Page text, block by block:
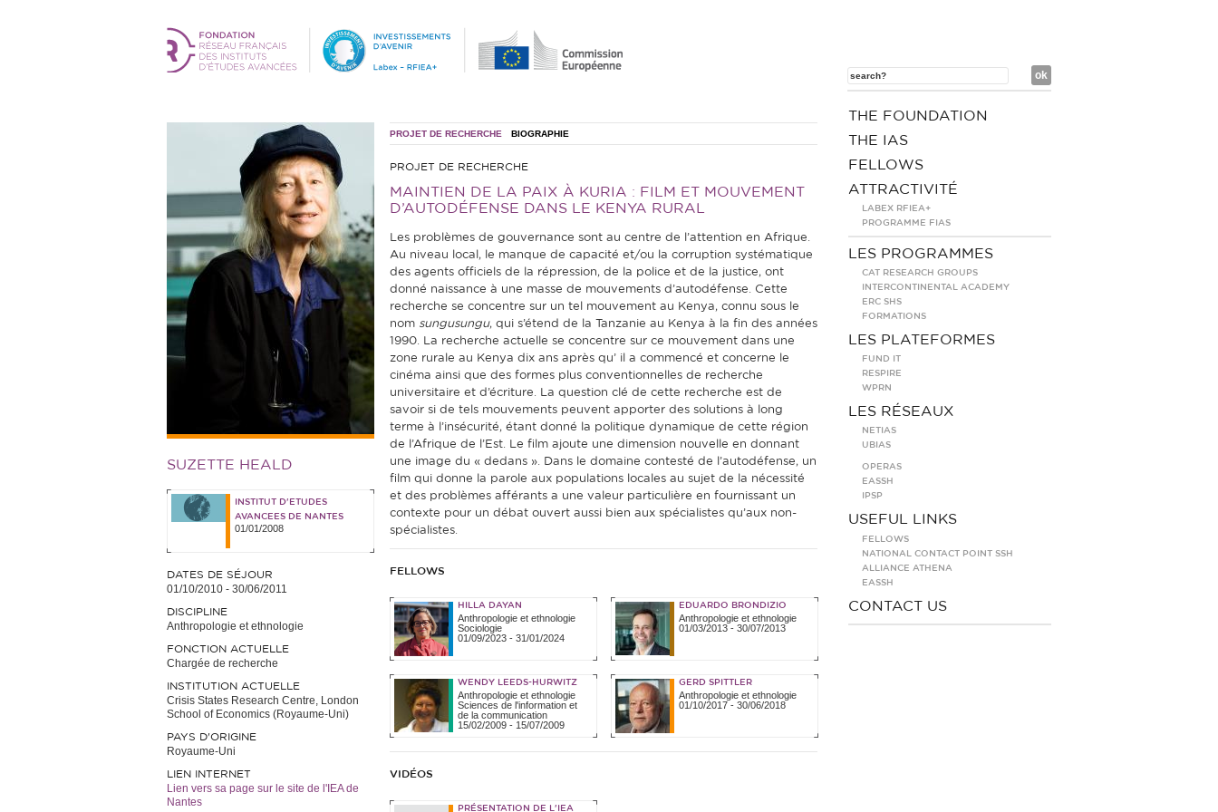
SUZETTE HEALD
INSTITUT D'ETUDES
AVANCEES DE NANTES
01/01/2008
DATES DE SÉJOUR
01/10/2010 - 30/06/2011
DISCIPLINE
Anthropologie et ethnologie
FONCTION ACTUELLE
Chargée de recherche
INSTITUTION ACTUELLE
Crisis States Research Centre, London
School of Economics (Royaume-Uni)
PAYS D'ORIGINE
Royaume-Uni
LIEN INTERNET
Lien vers sa page sur le site de l'IEA de
Nantes
PROJET DE RECHERCHE BIOGRAPHIE
PROJET DE RECHERCHE
MAINTIEN DE LA PAIX À KURIA : FILM ET MOUVEMENT
D’AUTODÉFENSE DANS LE KENYA RURAL
Les problèmes de gouvernance sont au centre de l’attention en Afrique.
Au niveau local, le manque de capacité et/ou la corruption systématique
des agents officiels de la répression, de la police et de la justice, ont
donné naissance à une masse de mouvements d’autodéfense. Cette
recherche se concentre sur un tel mouvement au Kenya, connu sous le
nom sungusungu, qui s’étend de la Tanzanie au Kenya à la fin des années
1990. La recherche actuelle se concentre sur ce mouvement dans une
zone rurale au Kenya dix ans après qu’ il a commencé et concerne le
cinéma ainsi que des formes plus conventionnelles de recherche
universitaire et d’écriture. La question clé de cette recherche est de
savoir si de tels mouvements peuvent apporter des solutions à long
terme à l’insécurité, étant donné la politique dynamique de cette région
de l’Afrique de l’Est. Le film ajoute une dimension nouvelle en donnant
une image du « dedans ». Dans le domaine contesté de l’autodéfense, un
film qui donne la parole aux populations locales au sujet de la nécessité
et des problèmes afférants a une valeur particulière en fournissant un
contexte pour un débat ouvert aussi bien aux spécialistes qu’aux non-
spécialistes.
FELLOWS
HILLA DAYAN
Anthropologie et ethnologie
Sociologie
01/09/2023- 31/01/2024
EDUARDO BRONDIZIO
Anthropologie et ethnologie
01/03/2013- 30/07/2013
WENDY LEEDS-HURWITZ
Anthropologie et ethnologie
Sciences de l'information et
de la communication
15/02/2009- 15/07/2009
GERD SPITTLER
Anthropologie et ethnologie
01/10/2017- 30/06/2018
VIDÉOS
PRÉSENTATION DE L'IEA
THE FOUNDATION
THE IAS
FELLOWS
ATTRACTIVITÉ
LABEX RFIEA+
PROGRAMME FIAS
LES PROGRAMMES
CAT RESEARCH GROUPS
INTERCONTINENTAL ACADEMY
ERC SHS
FORMATIONS
LES PLATEFORMES
FUND IT
RESPIRE
WPRN
LES RÉSEAUX
NETIAS
UBIAS
OPERAS
EASSH
IPSP
USEFUL LINKS
FELLOWS
NATIONAL CONTACT POINT SSH
ALLIANCE ATHENA
EASSH
CONTACT US